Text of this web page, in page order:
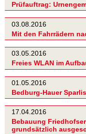
Prüfauftrag:
03.08.2016
Mit den Fahrrädern
03.05.2016
Freies WLAN im
01.05.2016
Bedburg-Hauer
17.04.2016
Bebauung
grundsätzlich